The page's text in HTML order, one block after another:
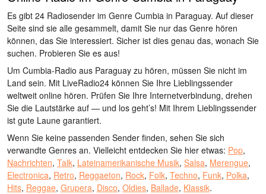
Es gibt 24 Radiosender im Genre Cumbia in Paraguay. Auf dieser
Seite sind sie alle gesammelt, damit Sie nur das Genre hören
können, das Sie interessiert. Sicher ist dies genau das, wonach Sie
suchen. Probieren Sie es aus!
Um Cumbia-Radio aus Paraguay zu hören, müssen Sie nicht im
Land sein. Mit LiveRadio24 können Sie Ihre Lieblingssender
weltweit online hören. Prüfen Sie Ihre Internetverbindung, drehen
Sie die Lautstärke auf — und los geht’s! Mit Ihrem Lieblingssender
ist gute Laune garantiert.
Wenn Sie keine passenden Sender finden, sehen Sie sich
verwandte Genres an. Vielleicht entdecken Sie hier etwas: Pop,
Nachrichten, Talk, Lateinamerikanische Musik, Salsa, Merengue,
Electronica, Retro, Reggaeton, Rock, Folk, Techno, Funk, Polka,
Hits, Reggae, Grupera, Disco, Oldies, Ballade, Klassik.